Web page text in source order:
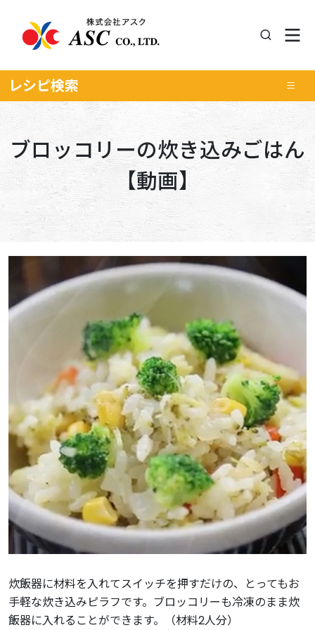
レシピ検索
ブロッコリーの炊き込みごはん
【動画】
炊飯器に材料を入れてスイッチを押すだけの、とってもお
手軽な炊き込みピラフです。ブロッコリーも冷凍のまま炊
飯器に入れることができます。（材料2人分）